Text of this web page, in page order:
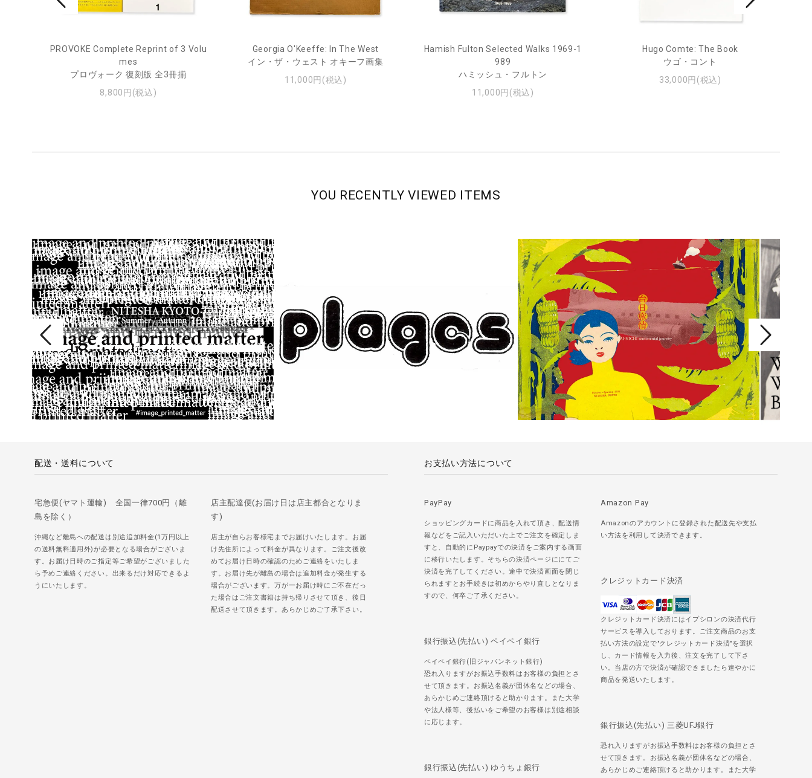
PROVOKE Complete Reprint of 3 Volu
mes
プロヴォーク 復刻版 全3冊揃
8,800円(税込)
Georgia O'Keeffe: In The West
イン・ザ・ウェスト オキーフ画集
11,000円(税込)
Hamish Fulton Selected Walks 1969-1
989
ハミッシュ・フルトン
11,000円(税込)
Hugo Comte: The Book
ウゴ・コント
33,000円(税込)
YOU RECENTLY VIEWED ITEMS
配送・送料について
宅急便(ヤマト運輸) 全国一律700円（離
島を除く）
沖縄など離島への配送は別途追加料金(1万円以上
の送料無料適用外)が必要となる場合がございま
す。お届け日時のご指定等ご希望がございました
ら予めご連絡ください。出来るだけ対応できるよ
うにいたします。
店主配達便(お届け日は店主都合となりま
す)
店主が自らお客様宅までお届けいたします。お届
け先住所によって料金が異なります。ご注文後改
めてお届け日時の確認のためご連絡をいたしま
す。お届け先が離島の場合は追加料金が発生する
場合がございます。万が一お届け時にご不在だっ
た場合はご注文書籍は持ち帰りさせて頂き、後日
配送させて頂きます。あらかじめご了承下さい。
お支払い方法について
PayPay
ショッピングカードに商品を入れて頂き、配送情
報などをご記入いただいた上でご注文を確定しま
すと、自動的にPaypayでの決済をご案内する画面
に移行いたします。そちらの決済ページににてご
決済を完了してください。途中で決済画面を閉じ
られますとお手続きは初めからやり直しとなりま
すので、何卒ご了承ください。
Amazon Pay
Amazonのアカウントに登録された配送先や支払
い方法を利用して決済できます。
クレジットカード決済
クレジットカード決済にはイプシロンの決済代行
サービスを導入しております。ご注文商品のお支
払い方法の設定で"クレジットカード決済"を選択
し、カード情報を入力後、注文を完了して下さ
い。当店の方で決済が確認できましたら速やかに
商品を発送いたします。
銀行振込(先払い) ペイペイ銀行
ペイペイ銀行(旧ジャパンネット銀行)
恐れ入りますがお振込手数料はお客様の負担とさ
せて頂きます。お振込名義が団体名などの場合、
あらかじめご連絡頂けると助かります。また大学
や法人様等、後払いをご希望のお客様は別途相談
に応じます。
銀行振込(先払い) 三菱UFJ銀行
恐れ入りますがお振込手数料はお客様の負担とさ
せて頂きます。お振込名義が団体名などの場合、
あらかじめご連絡頂けると助かります。また大学
銀行振込(先払い) ゆうちょ銀行